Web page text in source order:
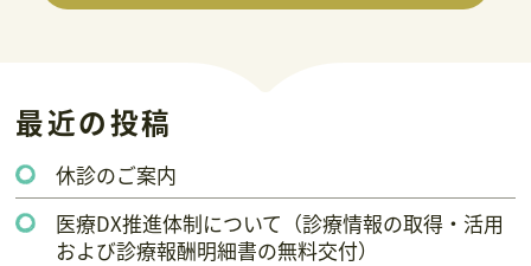
最近の投稿
休診のご案内
医療DX推進体制について（診療情報の取得・活用
および診療報酬明細書の無料交付）